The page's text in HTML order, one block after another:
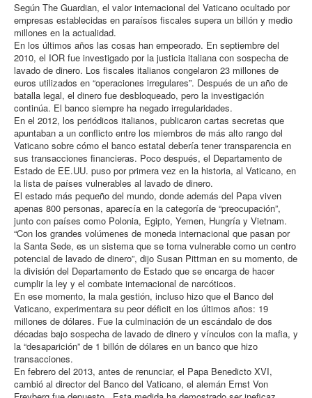
Según The Guardian, el valor internacional del Vaticano ocultado por
empresas establecidas en paraísos fiscales supera un billón y medio
millones en la actualidad.
En los últimos años las cosas han empeorado. En septiembre del
2010, el IOR fue investigado por la justicia italiana con sospecha de
lavado de dinero. Los fiscales italianos congelaron 23 millones de
euros utilizados en “operaciones irregulares”. Después de un año de
batalla legal, el dinero fue desbloqueado, pero la investigación
continúa. El banco siempre ha negado irregularidades.
En el 2012, los periódicos italianos, publicaron cartas secretas que
apuntaban a un conflicto entre los miembros de más alto rango del
Vaticano sobre cómo el banco estatal debería tener transparencia en
sus transacciones financieras. Poco después, el Departamento de
Estado de EE.UU. puso por primera vez en la historia, al Vaticano, en
la lista de países vulnerables al lavado de dinero.
El estado más pequeño del mundo, donde además del Papa viven
apenas 800 personas, aparecía en la categoría de “preocupación”,
junto con países como Polonia, Egipto, Yemen, Hungría y Vietnam.
“Con los grandes volúmenes de moneda internacional que pasan por
la Santa Sede, es un sistema que se torna vulnerable como un centro
potencial de lavado de dinero”, dijo Susan Pittman en su momento, de
la división del Departamento de Estado que se encarga de hacer
cumplir la ley y el combate internacional de narcóticos.
En ese momento, la mala gestión, incluso hizo que el Banco del
Vaticano, experimentara su peor déficit en los últimos años: 19
millones de dólares. Fue la culminación de un escándalo de dos
décadas bajo sospecha de lavado de dinero y vínculos con la mafia, y
la “desaparición” de 1 billón de dólares en un banco que hizo
transacciones.
En febrero del 2013, antes de renunciar, el Papa Benedicto XVI,
cambió al director del Banco del Vaticano, el alemán Ernst Von